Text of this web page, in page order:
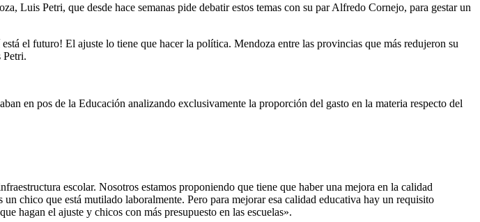
Luis Petri, que desde hace semanas pide debatir estos temas con su par Alfredo Cornejo, para gestar un
el futuro! El ajuste lo tiene que hacer la política. Mendoza entre las provincias que más redujeron su
Petri.
en pos de la Educación analizando exclusivamente la proporción del gasto en la materia respecto del
escolar. Nosotros estamos proponiendo que tiene que haber una mejora en la calidad
chico que está mutilado laboralmente. Pero para mejorar esa calidad educativa hay un requisito
hagan el ajuste y chicos con más presupuesto en las escuelas».